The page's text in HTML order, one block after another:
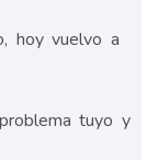
hoy vuelvo a
tuyo y